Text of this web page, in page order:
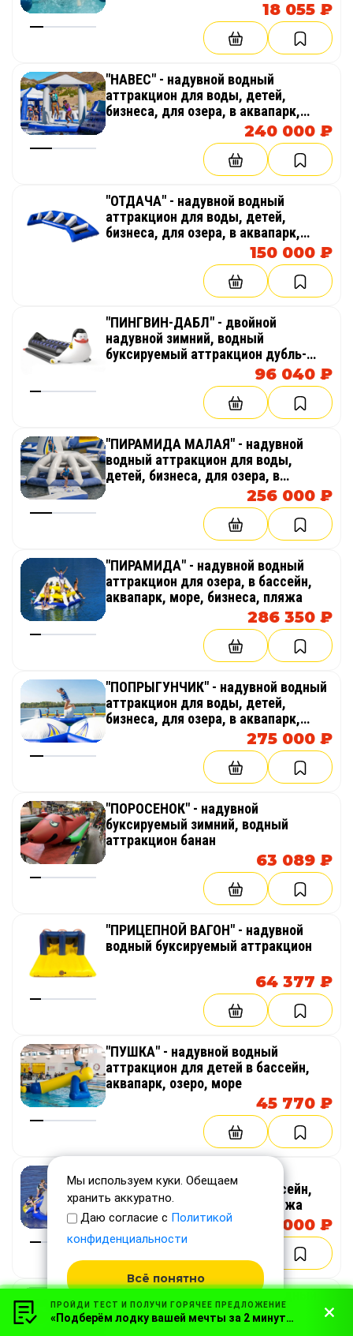
18 055 ₽
"НАВЕС" - надувной водный
аттракцион для воды, детей,
бизнеса, для озера, в аквапарк,
240 000 ₽
"ОТДАЧА" - надувной водный
аттракцион для воды, детей,
бизнеса, для озера, в аквапарк,
150 000 ₽
"ПИНГВИН-ДАБЛ" - двойной
надувной зимний, водный
буксируемый аттракцион дубль-
96 040 ₽
"ПИРАМИДА МАЛАЯ" - надувной
водный аттракцион для воды,
детей, бизнеса, для озера, в
256 000 ₽
"ПИРАМИДА" - надувной водный
аттракцион для озера, в бассейн,
аквапарк, море, бизнеса, пляжа
286 350 ₽
"ПОПРЫГУНЧИК" - надувной водный
аттракцион для воды, детей,
бизнеса, для озера, в аквапарк,
275 000 ₽
"ПОРОСЕНОК" - надувной
буксируемый зимний, водный
аттракцион банан
63 089 ₽
"ПРИЦЕПНОЙ ВАГОН" - надувной
водный буксируемый аттракцион
64 377 ₽
"ПУШКА" - надувной водный
аттракцион для детей в бассейн,
аквапарк, озеро, море
45 770 ₽
"РАКЕТА" - надувной водный
аттракцион для озера, в бассейн,
аквапарк, море, бизнеса, пляжа
208 000 ₽
"РАКУШКА" - буксируемый водный
аттракцион
Мы используем куки. Обещаем
хранить аккуратно.
Даю согласие с Политикой
конфиденциальности
Всё понятно
ПРОЙДИ ТЕСТ И ПОЛУЧИ ГОРЯЧЕЕ ПРЕДЛОЖЕНИЕ
«Подберём лодку вашей мечты за 2 минуты!»